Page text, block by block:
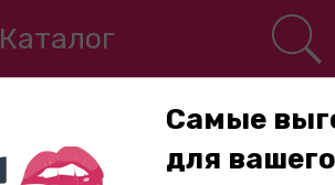
Каталог
Самые
для